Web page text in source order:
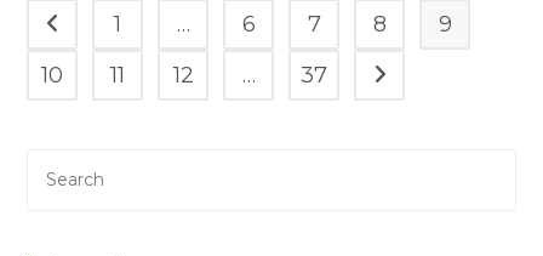
Go to the previous page
1 … 6 7 8
9
10
11 12 … 37 Go to the next